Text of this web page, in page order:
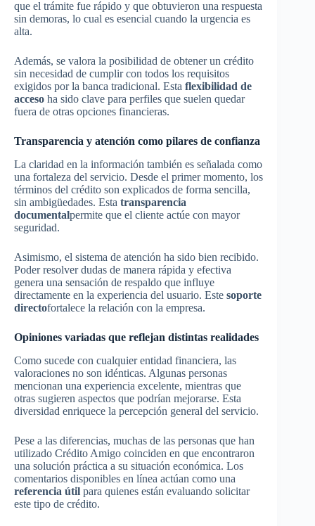
que el trámite fue rápido y que obtuvieron una respuesta
sin demoras, lo cual es esencial cuando la urgencia es
alta.
Además, se valora la posibilidad de obtener un crédito
sin necesidad de cumplir con todos los requisitos
exigidos por la banca tradicional. Esta flexibilidad de
acceso ha sido clave para perfiles que suelen quedar
fuera de otras opciones financieras.
Transparencia y atención como pilares de confianza
La claridad en la información también es señalada como
una fortaleza del servicio. Desde el primer momento, los
términos del crédito son explicados de forma sencilla,
sin ambigüedades. Esta transparencia
documentalpermite que el cliente actúe con mayor
seguridad.
Asimismo, el sistema de atención ha sido bien recibido.
Poder resolver dudas de manera rápida y efectiva
genera una sensación de respaldo que influye
directamente en la experiencia del usuario. Este soporte
directofortalece la relación con la empresa.
Opiniones variadas que reflejan distintas realidades
Como sucede con cualquier entidad financiera, las
valoraciones no son idénticas. Algunas personas
mencionan una experiencia excelente, mientras que
otras sugieren aspectos que podrían mejorarse. Esta
diversidad enriquece la percepción general del servicio.
Pese a las diferencias, muchas de las personas que han
utilizado Crédito Amigo coinciden en que encontraron
una solución práctica a su situación económica. Los
comentarios disponibles en línea actúan como una
referencia útil para quienes están evaluando solicitar
este tipo de crédito.